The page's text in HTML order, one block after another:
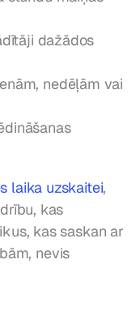
dažādos
nedēļām vai
laika uzskaitei,
kas
kas saskan ar
nevis